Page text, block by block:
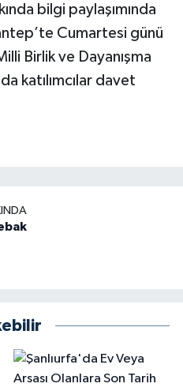
bilgi paylaşımında
Cumartesi günü
Birlik ve Dayanışma
katılımcılar davet